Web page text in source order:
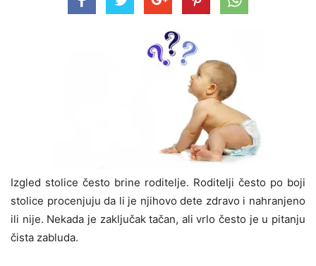
Izgled stolice često brine roditelje. Roditelji često po boji
stolice procenjuju da li je njihovo dete zdravo i nahranjeno
ili nije. Nekada je zaključak tačan, ali vrlo često je u pitanju
čista zabluda.